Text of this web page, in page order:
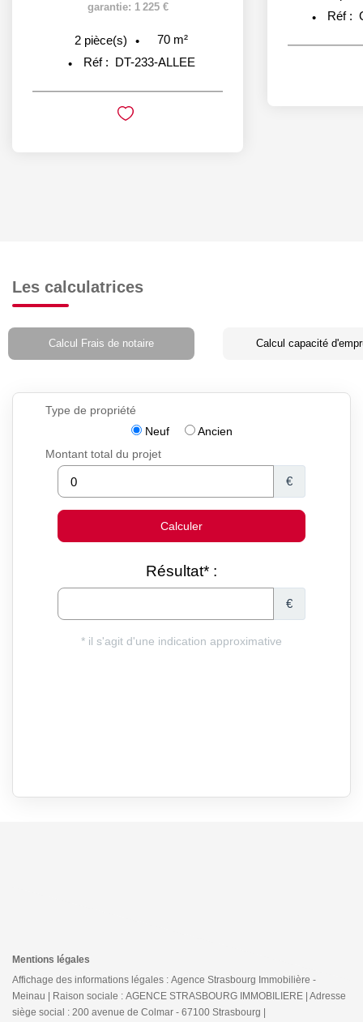
garantie: 1 225 €
2 pièce(s) 70 m²
Réf : DT-233-ALLEE
Réf :
Les calculatrices
Calcul Frais de notaire Calcul capacité
Mentions légales
Affichage des informations légales : Agence Strasbourg Immobilière -
Meinau | Raison sociale : AGENCE STRASBOURG IMMOBILIERE | Adresse
siège social : 200 avenue de Colmar - 67100 Strasbourg |